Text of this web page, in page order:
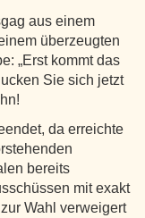
aus einem
überzeugten
„Erst kommt das
Sie sich jetzt
da erreichte
bereits
mit exakt
Wahl verweigert